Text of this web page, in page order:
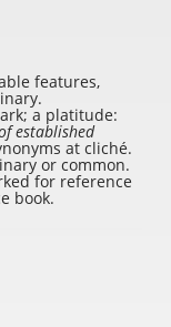
features,
a platitude:
established
at cliché.
or common.
for reference
book.